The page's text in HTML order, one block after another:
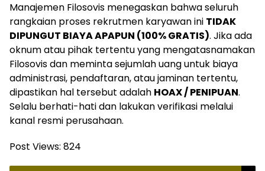
Manajemen Filosovis menegaskan bahwa seluruh
rangkaian proses rekrutmen karyawan ini TIDAK
DIPUNGUT BIAYA APAPUN (100% GRATIS). Jika ada
oknum atau pihak tertentu yang mengatasnamakan
Filosovis dan meminta sejumlah uang untuk biaya
administrasi, pendaftaran, atau jaminan tertentu,
dipastikan hal tersebut adalah HOAX / PENIPUAN.
Selalu berhati-hati dan lakukan verifikasi melalui
kanal resmi perusahaan.
Post Views: 824